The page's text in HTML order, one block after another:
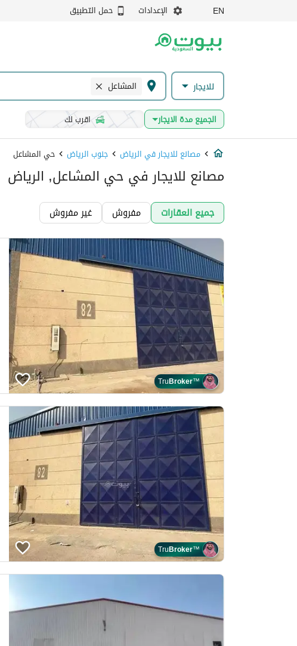
EN الإعدادات حمل التطبيق
للايجار المشاعل
الجميع مدة الايجار اقرب لك
مصانع للايجار في الرياض جنوب الرياض حي المشاعل
مصانع للايجار في حي المشاعل, الرياض
جميع العقارات مفروش غير مفروش
TruBroker™
TruBroker™